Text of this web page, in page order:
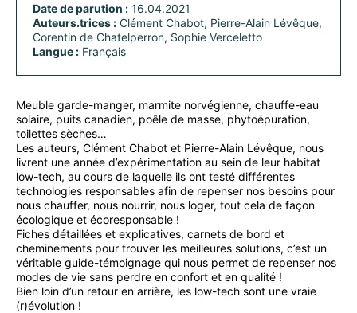
Date de parution : 16.04.2021
Auteurs.trices : Clément Chabot, Pierre-Alain Lévêque,
Corentin de Chatelperron, Sophie Verceletto
Langue : Français
Meuble garde-manger, marmite norvégienne, chauffe-eau
solaire, puits canadien, poêle de masse, phytoépuration,
toilettes sèches…
Les auteurs, Clément Chabot et Pierre-Alain Lévêque, nous
livrent une année d’expérimentation au sein de leur habitat
low-tech, au cours de laquelle ils ont testé différentes
technologies responsables afin de repenser nos besoins pour
nous chauffer, nous nourrir, nous loger, tout cela de façon
écologique et écoresponsable !
Fiches détaillées et explicatives, carnets de bord et
cheminements pour trouver les meilleures solutions, c’est un
véritable guide-témoignage qui nous permet de repenser nos
modes de vie sans perdre en confort et en qualité !
Bien loin d’un retour en arrière, les low-tech sont une vraie
(r)évolution !